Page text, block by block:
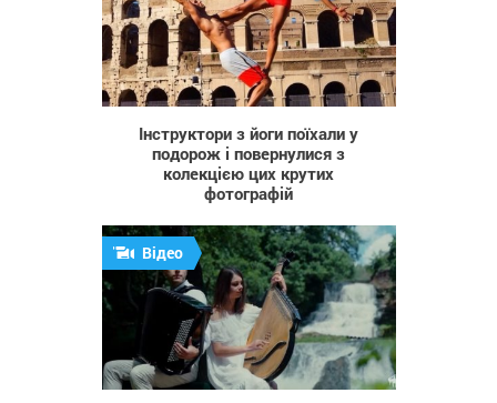
506
Інструктори з йоги поїхали у
подорож і повернулися з
колекцією цих крутих
фотографій
678
Відео